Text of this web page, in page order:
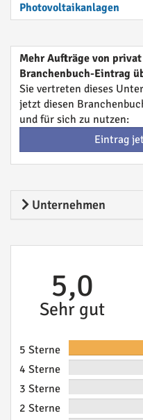
Photovoltaikanlagen
Mehr Aufträge von
Branchenbuch-Eintrag
Sie vertreten dieses
jetzt diesen
und für sich zu nutzen:
Eintrag
Unternehmen
5,0
Sehr gut
5 Sterne
4 Sterne
3 Sterne
2 Sterne